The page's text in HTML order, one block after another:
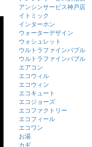
アンシンサービス神戸店
イトミック
インターホン
ウォーターデザイン
ウォシュレット
ウルトラファインバブル
ウルトラファインバブル
エアコン
エコウィル
エコウィン
エコキュート
エコジョーズ
エコファクトリー
エコフィール
エコワン
お湯
カギ